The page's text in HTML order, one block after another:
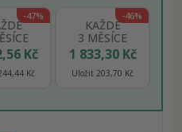
-47%
Kč
Kč
-46%
KAŽDÉ
3 MĚSÍCE
1 833,30 Kč
Uložit 203,70 Kč